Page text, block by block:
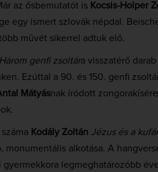
az ősbemutatót is Kocsis-Holper
egy ismert szlovák népdal.
művét sikerrel adtuk elő.
Három genfi zsoltára visszatérő
Ezúttal a 90. és 150. genfi
Mátyásnak íródott
Kodály Zoltán Jézus és a
monumentális alkotása. A
gyermekkora legmeghatározóbb